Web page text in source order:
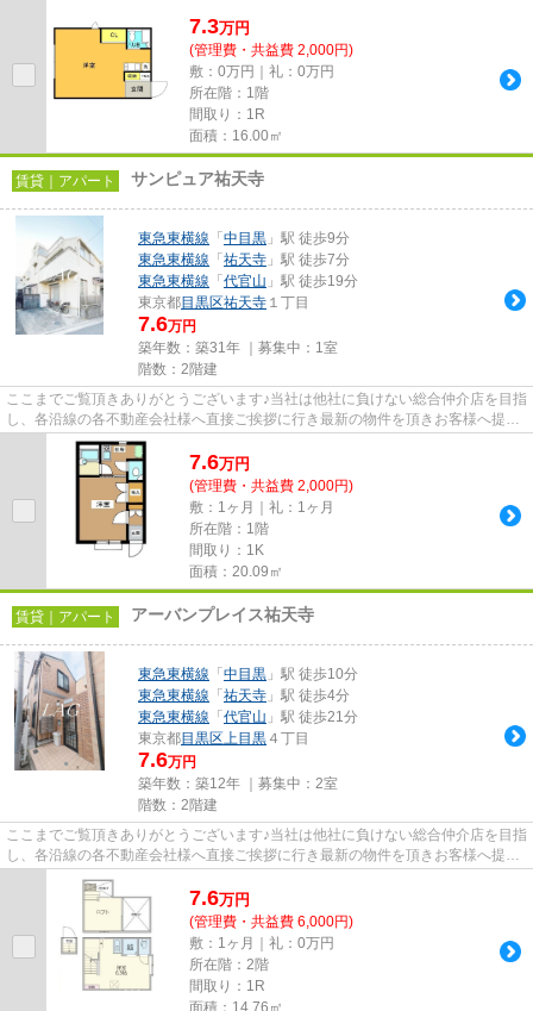
7.3万円
(管理費・共益費 2,000円)
敷：0万円｜礼：0万円
所在階：1階
間取り：1R
面積：16.00㎡
賃貸｜アパート サンピュア祐天寺
東急東横線 「 中目黒 」駅 徒歩9分
東急東横線 「 祐天寺 」駅 徒歩7分
東急東横線 「 代官山 」駅 徒歩19分
東京都目黒区祐天寺 １丁目
7.6万円
築年数：築31年 ｜募集中： 1室
階数：2階建
ここまでご覧頂きありがとうございます♪当社は他社に負けない総合仲介店を目指
し、各沿線の各不動産会社様へ直接ご挨拶に行き最新の物件を頂きお客様へ提供
しております！最新の情報は...
7.6万円
(管理費・共益費 2,000円)
敷：1ヶ月｜礼：1ヶ月
所在階：1階
間取り：1K
面積：20.09㎡
賃貸｜アパート アーバンプレイス祐天寺
東急東横線 「 中目黒 」駅 徒歩10分
東急東横線 「 祐天寺 」駅 徒歩4分
東急東横線 「 代官山 」駅 徒歩21分
東京都目黒区上目黒 ４丁目
7.6万円
築年数：築12年 ｜募集中： 2室
階数：2階建
ここまでご覧頂きありがとうございます♪当社は他社に負けない総合仲介店を目指
し、各沿線の各不動産会社様へ直接ご挨拶に行き最新の物件を頂きお客様へ提供
しております！最新の情報は...
7.6万円
(管理費・共益費 6,000円)
敷：1ヶ月｜礼：0万円
所在階：2階
間取り：1R
面積：14.76㎡